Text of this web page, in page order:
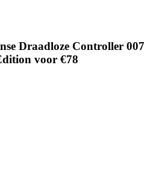
Draadloze Controller 007
voor €78